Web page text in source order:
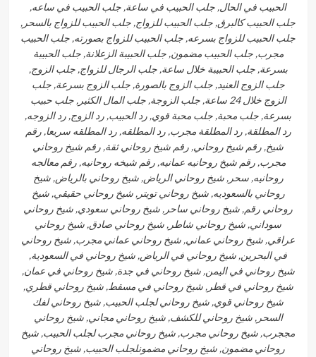
الحبيب في الحال, جلب الحبيب في ساعة, جلب الحبيب في ساعه,
جلب الحبيب كالبرق, جلب الحبيب للزواج, جلب الحبيب للزواج بالسحر,
جلب الحبيب للزواج بسرعه, جلب الحبيب للزواج بصورته, جلب الحبيب
مجرب, جلب الحبيب مضمون, جلب الحبيبة الزعلانة, جلب الحبيبة
بسرعة, جلب الحبيبة خلال ساعة, جلب الرجال للزواج, جلب الزوج,
جلب الزوج العنيد, جلب الزوج بالصورة, جلب الزوج بسرعة, جلب
الزوج خلال 24 ساعة, جلب الزوجة, جلب المال الكثير, جلب حبيب
بسرعة, جلب محبة, جلب محبة قوي, رد الحبيب, رد الزوج, رد الزوجه,
رد المطلقة, رد المطلقة مجرب, رد المطلقه, رد المطلقه سريعا, رقم
شيخ, رقم شيخ روحاني, رقم شيخ روحاني ثقة, رقم شيخ روحاني
مجرب, رقم شيخ روحانيه عمانيه, رقم شيخه روحانيه, رقم معالجه
روحانيه, سحر, شيخ روحاني الرياض, شيخ روحاني بالرياض, شيخ
روحاني بالسعوديه, شيخ روحاني تويتر, شيخ روحاني حقيقي, شيخ
روحاني رقم, شيخ روحاني ساحر, شيخ روحاني سعودي, شيخ روحاني
سوداني, شيخ روحاني شاطر, شيخ روحاني صادق, شيخ روحاني
عراقي, شيخ روحاني عماني, شيخ روحاني عماني مجرب, شيخ روحاني
في البحرين, شيخ روحاني في الرياض, شيخ روحاني في السعودية,
شيخ روحاني في اليمن, شيخ روحاني في جدة, شيخ روحاني في عمان,
شيخ روحاني في قطر, شيخ روحاني في مسقط, شيخ روحاني قطري,
شيخ روحاني قوي, شيخ روحاني لجلب الحبيب, شيخ روحاني لفك
السحر, شيخ روحاني للكشف, شيخ روحاني مجاني, شيخ روحاني
مججرب, شيخ روحاني مجرب, شيخ روحاني مجرب لجلب الحبيب, شيخ
روحاني مضمون, شيخ روحاني مضمونلجلب الحبيب, شيخ روحاني